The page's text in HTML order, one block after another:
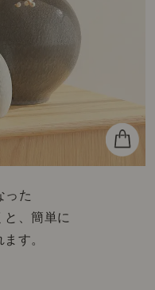
った
と、簡単に
す。